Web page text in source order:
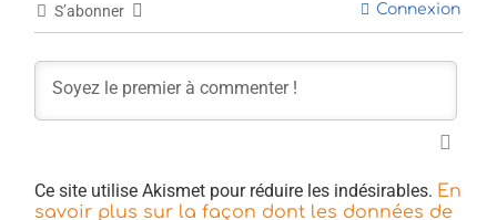
S’abonner Connexion
Ce site utilise Akismet pour réduire les indésirables. En
savoir plus sur la façon dont les données de